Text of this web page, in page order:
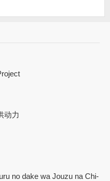
动力
no dake wa Jouzu na Chi-